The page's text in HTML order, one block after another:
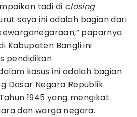
tadi di closing
saya ini adalah bagian dari
paparnya.
Kabupaten Bangli ini
pendidikan
kasus ini adalah bagian
Dasar Negara Republik
1945 yang mengikat
dan warga negara.